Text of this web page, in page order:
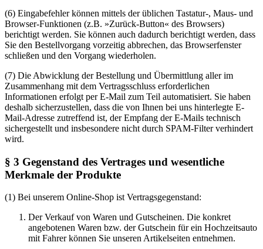
(6) Eingabefehler können mittels der üblichen Tastatur-, Maus- und
Browser-Funktionen (z.B. »Zurück-Button« des Browsers)
berichtigt werden. Sie können auch dadurch berichtigt werden, dass
Sie den Bestellvorgang vorzeitig abbrechen, das Browserfenster
schließen und den Vorgang wiederholen.
(7) Die Abwicklung der Bestellung und Übermittlung aller im
Zusammenhang mit dem Vertragsschluss erforderlichen
Informationen erfolgt per E-Mail zum Teil automatisiert. Sie haben
deshalb sicherzustellen, dass die von Ihnen bei uns hinterlegte E-
Mail-Adresse zutreffend ist, der Empfang der E-Mails technisch
sichergestellt und insbesondere nicht durch SPAM-Filter verhindert
wird.
§ 3 Gegenstand des Vertrages und wesentliche
Merkmale der Produkte
(1) Bei unserem Online-Shop ist Vertragsgegenstand:
Der Verkauf von Waren und Gutscheinen. Die konkret
angebotenen Waren bzw. der Gutschein für ein Hochzeitsauto
mit Fahrer können Sie unseren Artikelseiten entnehmen.